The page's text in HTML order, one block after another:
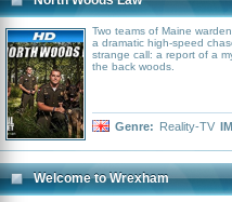
Two teams of Maine
a dramatic high-speed
strange call: a report of a
the back woods.
Genre: Reality-TV
Welcome to Wrexham